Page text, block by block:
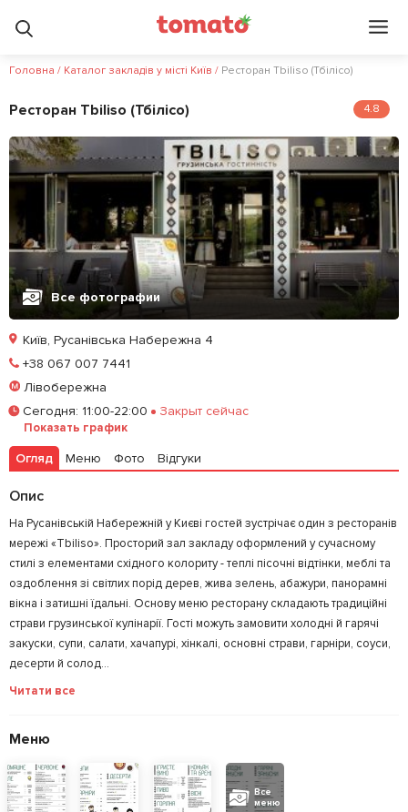
Головна / Каталог закладів у місті Київ / Ресторан Tbiliso (Тбілісо)
Ресторан Tbiliso (Тбілісо) 4.8
Все фотографии
Залишити відгук
Київ, Русанівська Набережна 4
+38 067 007 7441
Лівобережна
Сегодня: 11:00-22:00 Закрыт сейчас
Показать график
Огляд Меню Фото Відгуки
Опис
На Русанівській Набережній у Києві гостей зустрічає один з ресторанів
мережі «Tbiliso». Просторий зал закладу оформлений у сучасному
стилі з елементами східного колориту - теплі пісочні відтінки, меблі та
оздоблення зі світлих порід дерев, жива зелень, абажури, панорамні
вікна і затишні їдальні. Основу меню ресторану складають традиційні
страви грузинської кулінарії. Гості можуть замовити холодні й гарячі
закуски, супи, салати, хачапурі, хінкалі, основні страви, гарніри, соуси,
десерти й солод...
Читати все
Меню
Все
меню